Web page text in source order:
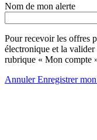
Nom de mon alerte
Pour recevoir les offres
électronique et la valider
rubrique « Mon compte
AnnulerEnregistrer